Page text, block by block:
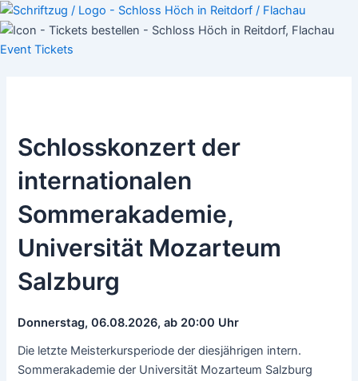
Skip
to
content
Event Tickets
Schlosskonzert der
internationalen
Sommerakademie,
Universität Mozarteum
Salzburg
Donnerstag, 06.08.2026, ab 20:00 Uhr
Die letzte Meisterkursperiode der diesjährigen intern.
Sommerakademie der Universität Mozarteum Salzburg
Post
navigation